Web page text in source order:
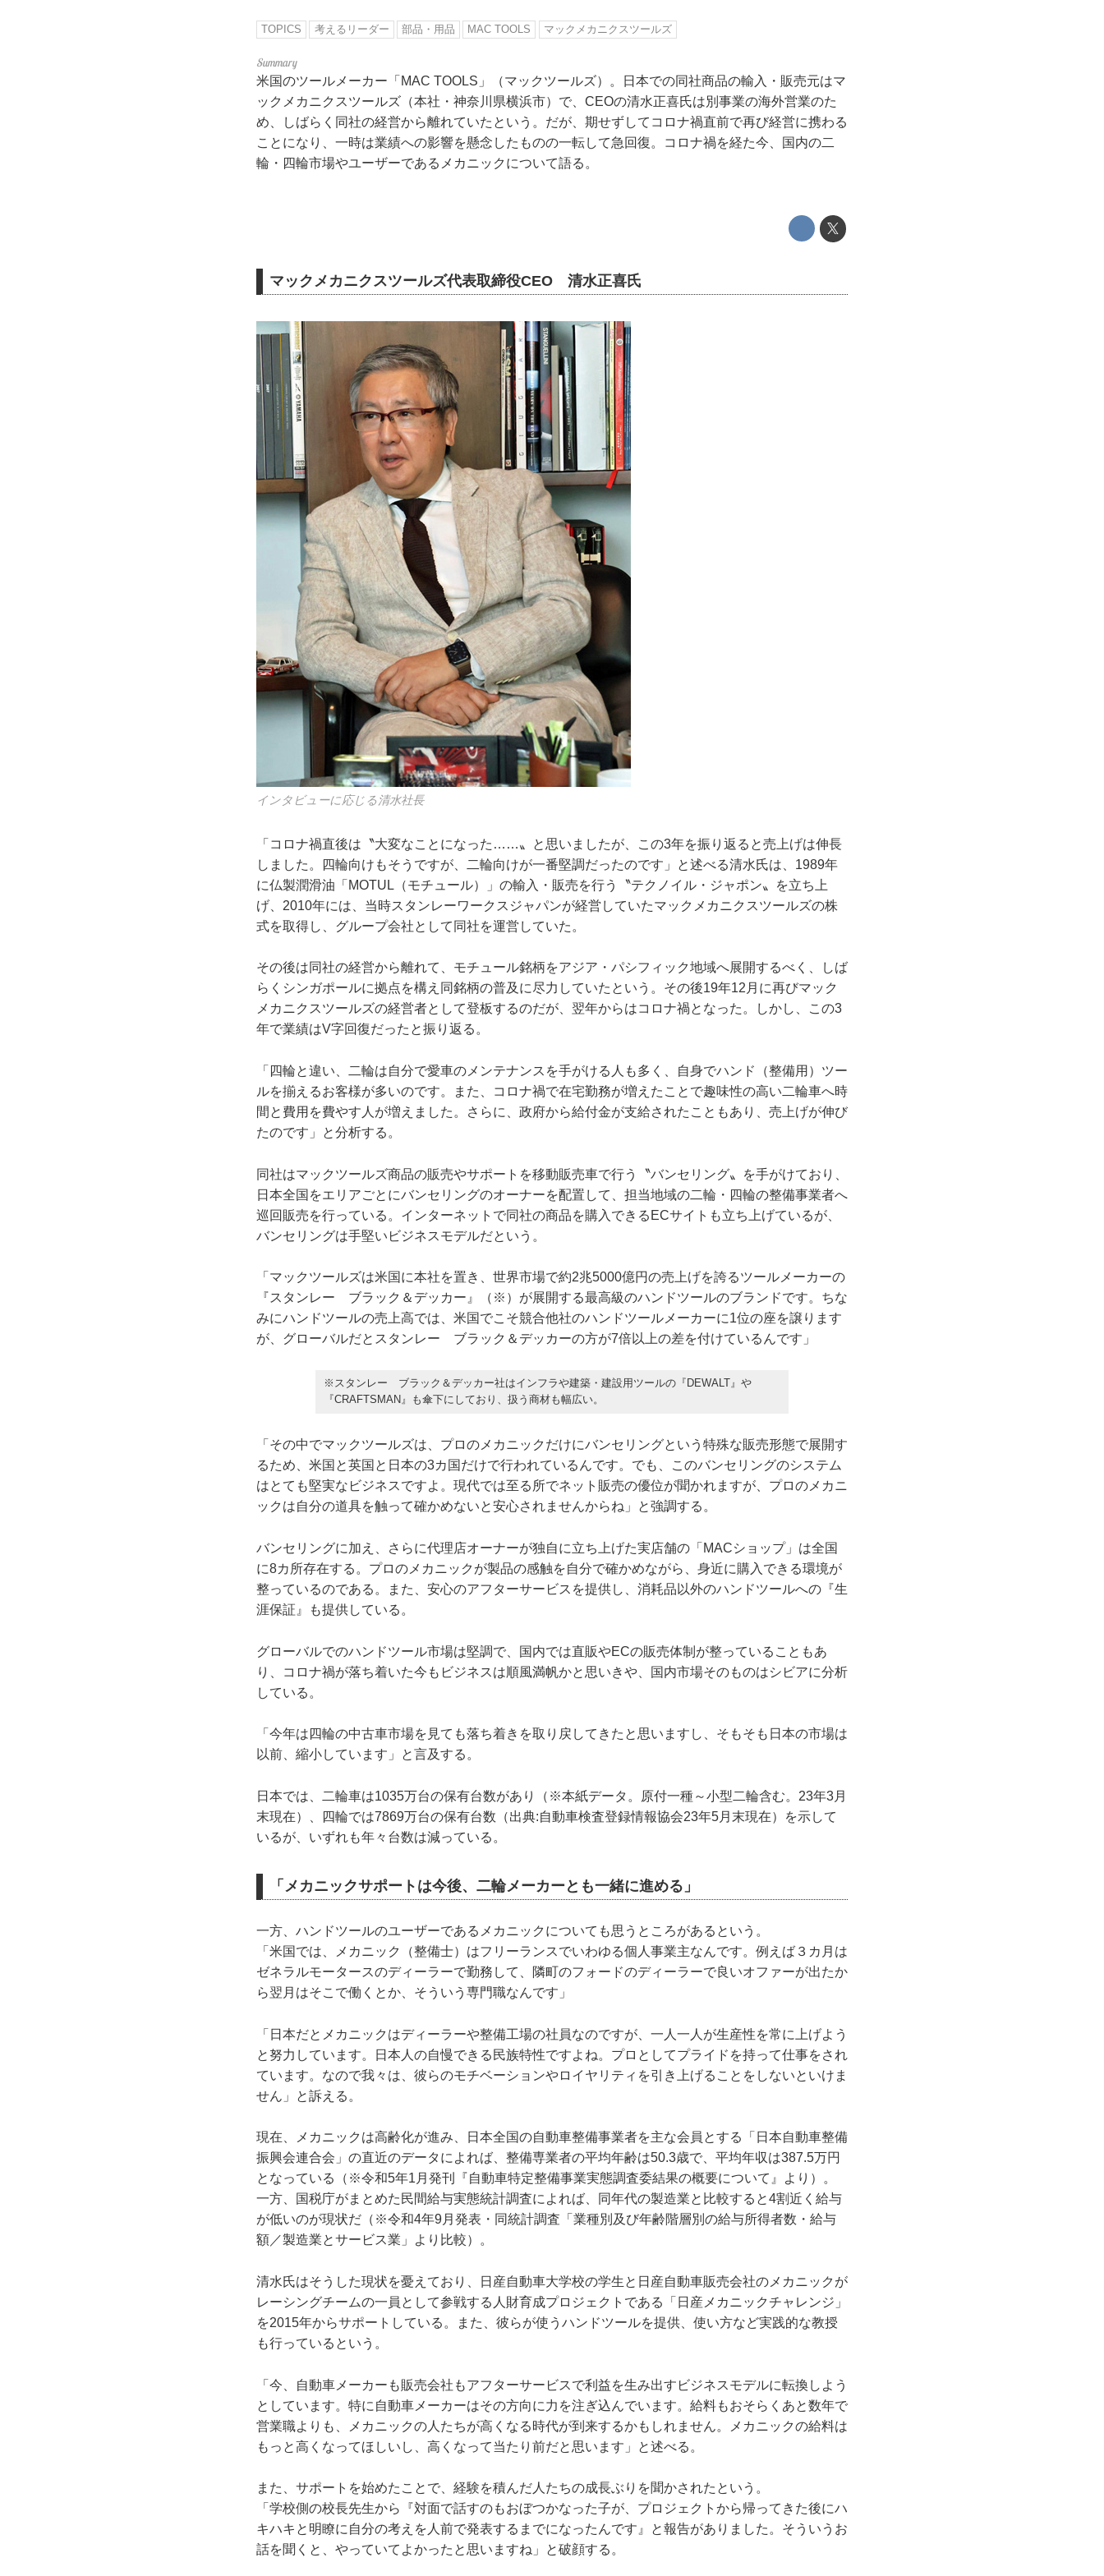
TOPICS 考えるリーダー 部品・用品 MAC TOOLS マックメカニクスツールズ
米国のツールメーカー「MAC TOOLS」（マックツールズ）。日本での同社商品の輸入・販売元はマ
ックメカニクスツールズ（本社・神奈川県横浜市）で、CEOの清水正喜氏は別事業の海外営業のた
め、しばらく同社の経営から離れていたという。だが、期せずしてコロナ禍直前で再び経営に携わる
ことになり、一時は業績への影響を懸念したものの一転して急回復。コロナ禍を経た今、国内の二
輪・四輪市場やユーザーであるメカニックについて語る。
マックメカニクスツールズ代表取締役CEO 清水正喜氏
インタビューに応じる清水社長
「コロナ禍直後は〝大変なことになった……〟と思いましたが、この3年を振り返ると売上げは伸長
しました。四輪向けもそうですが、二輪向けが一番堅調だったのです」と述べる清水氏は、1989年
に仏製潤滑油「MOTUL（モチュール）」の輸入・販売を行う〝テクノイル・ジャポン〟を立ち上
げ、2010年には、当時スタンレーワークスジャパンが経営していたマックメカニクスツールズの株
式を取得し、グループ会社として同社を運営していた。
その後は同社の経営から離れて、モチュール銘柄をアジア・パシフィック地域へ展開するべく、しば
らくシンガポールに拠点を構え同銘柄の普及に尽力していたという。その後19年12月に再びマック
メカニクスツールズの経営者として登板するのだが、翌年からはコロナ禍となった。しかし、この3
年で業績はV字回復だったと振り返る。
「四輪と違い、二輪は自分で愛車のメンテナンスを手がける人も多く、自身でハンド（整備用）ツー
ルを揃えるお客様が多いのです。また、コロナ禍で在宅勤務が増えたことで趣味性の高い二輪車へ時
間と費用を費やす人が増えました。さらに、政府から給付金が支給されたこともあり、売上げが伸び
たのです」と分析する。
同社はマックツールズ商品の販売やサポートを移動販売車で行う〝バンセリング〟を手がけており、
日本全国をエリアごとにバンセリングのオーナーを配置して、担当地域の二輪・四輪の整備事業者へ
巡回販売を行っている。インターネットで同社の商品を購入できるECサイトも立ち上げているが、
バンセリングは手堅いビジネスモデルだという。
「マックツールズは米国に本社を置き、世界市場で約2兆5000億円の売上げを誇るツールメーカーの
『スタンレー ブラック＆デッカー』（※）が展開する最高級のハンドツールのブランドです。ちな
みにハンドツールの売上高では、米国でこそ競合他社のハンドツールメーカーに1位の座を譲ります
が、グローバルだとスタンレー ブラック＆デッカーの方が7倍以上の差を付けているんです」
※スタンレー ブラック＆デッカー社はインフラや建築・建設用ツールの『DEWALT』や
『CRAFTSMAN』も傘下にしており、扱う商材も幅広い。
「その中でマックツールズは、プロのメカニックだけにバンセリングという特殊な販売形態で展開す
るため、米国と英国と日本の3カ国だけで行われているんです。でも、このバンセリングのシステム
はとても堅実なビジネスですよ。現代では至る所でネット販売の優位が聞かれますが、プロのメカニ
ックは自分の道具を触って確かめないと安心されませんからね」と強調する。
バンセリングに加え、さらに代理店オーナーが独自に立ち上げた実店舗の「MACショップ」は全国
に8カ所存在する。プロのメカニックが製品の感触を自分で確かめながら、身近に購入できる環境が
整っているのである。また、安心のアフターサービスを提供し、消耗品以外のハンドツールへの『生
涯保証』も提供している。
グローバルでのハンドツール市場は堅調で、国内では直販やECの販売体制が整っていることもあ
り、コロナ禍が落ち着いた今もビジネスは順風満帆かと思いきや、国内市場そのものはシビアに分析
している。
「今年は四輪の中古車市場を見ても落ち着きを取り戻してきたと思いますし、そもそも日本の市場は
以前、縮小しています」と言及する。
日本では、二輪車は1035万台の保有台数があり（※本紙データ。原付一種～小型二輪含む。23年3月
末現在）、四輪では7869万台の保有台数（出典:自動車検査登録情報協会23年5月末現在）を示して
いるが、いずれも年々台数は減っている。
「メカニックサポートは今後、二輪メーカーとも一緒に進める」
一方、ハンドツールのユーザーであるメカニックについても思うところがあるという。
「米国では、メカニック（整備士）はフリーランスでいわゆる個人事業主なんです。例えば３カ月は
ゼネラルモータースのディーラーで勤務して、隣町のフォードのディーラーで良いオファーが出たか
ら翌月はそこで働くとか、そういう専門職なんです」
「日本だとメカニックはディーラーや整備工場の社員なのですが、一人一人が生産性を常に上げよう
と努力しています。日本人の自慢できる民族特性ですよね。プロとしてプライドを持って仕事をされ
ています。なので我々は、彼らのモチベーションやロイヤリティを引き上げることをしないといけま
せん」と訴える。
現在、メカニックは高齢化が進み、日本全国の自動車整備事業者を主な会員とする「日本自動車整備
振興会連合会」の直近のデータによれば、整備専業者の平均年齢は50.3歳で、平均年収は387.5万円
となっている（※令和5年1月発刊『自動車特定整備事業実態調査委結果の概要について』より）。
一方、国税庁がまとめた民間給与実態統計調査によれば、同年代の製造業と比較すると4割近く給与
が低いのが現状だ（※令和4年9月発表・同統計調査「業種別及び年齢階層別の給与所得者数・給与
額／製造業とサービス業」より比較）。
清水氏はそうした現状を憂えており、日産自動車大学校の学生と日産自動車販売会社のメカニックが
レーシングチームの一員として参戦する人財育成プロジェクトである「日産メカニックチャレンジ」
を2015年からサポートしている。また、彼らが使うハンドツールを提供、使い方など実践的な教授
も行っているという。
「今、自動車メーカーも販売会社もアフターサービスで利益を生み出すビジネスモデルに転換しよう
としています。特に自動車メーカーはその方向に力を注ぎ込んでいます。給料もおそらくあと数年で
営業職よりも、メカニックの人たちが高くなる時代が到来するかもしれません。メカニックの給料は
もっと高くなってほしいし、高くなって当たり前だと思います」と述べる。
また、サポートを始めたことで、経験を積んだ人たちの成長ぶりを聞かされたという。
「学校側の校長先生から『対面で話すのもおぼつかなった子が、プロジェクトから帰ってきた後にハ
キハキと明瞭に自分の考えを人前で発表するまでになったんです』と報告がありました。そういうお
話を聞くと、やっていてよかったと思いますね」と破顔する。